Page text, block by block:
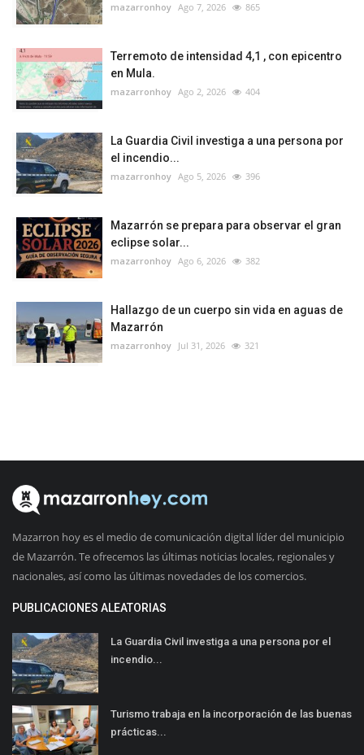
mazarronhoy Ago 7, 2026 865
Terremoto de intensidad 4,1 , con epicentro
en Mula.
mazarronhoy Ago 2, 2026 404
La Guardia Civil investiga a una persona por
el incendio...
mazarronhoy Ago 5, 2026 396
Mazarrón se prepara para observar el gran
eclipse solar...
mazarronhoy Ago 6, 2026 382
Hallazgo de un cuerpo sin vida en aguas de
Mazarrón
mazarronhoy Jul 31, 2026 321
Mazarron hoy es el medio de comunicación digital líder del municipio
de Mazarrón. Te ofrecemos las últimas noticias locales, regionales y
nacionales, así como las últimas novedades de los comercios.
PUBLICACIONES ALEATORIAS
La Guardia Civil investiga a una persona por el
incendio...
Turismo trabaja en la incorporación de las buenas
prácticas...